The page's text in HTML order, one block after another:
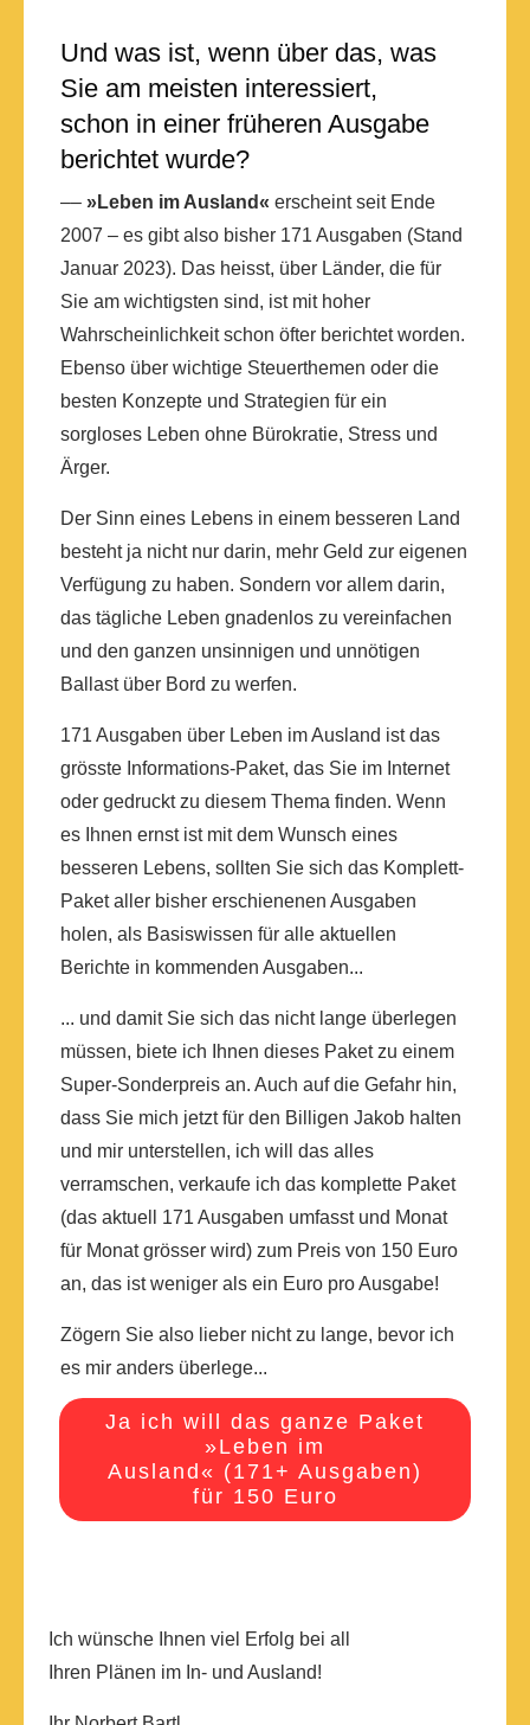
Und was ist, wenn über das, was
Sie am meisten interessiert,
schon in einer früheren Ausgabe
berichtet wurde?
–– »Leben im Ausland« erscheint seit Ende
2007 – es gibt also bisher 171 Ausgaben (Stand
Januar 2023). Das heisst, über Länder, die für
Sie am wichtigsten sind, ist mit hoher
Wahrscheinlichkeit schon öfter berichtet worden.
Ebenso über wichtige Steuerthemen oder die
besten Konzepte und Strategien für ein
sorgloses Leben ohne Bürokratie, Stress und
Ärger.
Der Sinn eines Lebens in einem besseren Land
besteht ja nicht nur darin, mehr Geld zur eigenen
Verfügung zu haben. Sondern vor allem darin,
das tägliche Leben gnadenlos zu vereinfachen
und den ganzen unsinnigen und unnötigen
Ballast über Bord zu werfen.
171 Ausgaben über Leben im Ausland ist das
grösste Informations-Paket, das Sie im Internet
oder gedruckt zu diesem Thema finden. Wenn
es Ihnen ernst ist mit dem Wunsch eines
besseren Lebens, sollten Sie sich das Komplett-
Paket aller bisher erschienenen Ausgaben
holen, als Basiswissen für alle aktuellen
Berichte in kommenden Ausgaben...
... und damit Sie sich das nicht lange überlegen
müssen, biete ich Ihnen dieses Paket zu einem
Super-Sonderpreis an. Auch auf die Gefahr hin,
dass Sie mich jetzt für den Billigen Jakob halten
und mir unterstellen, ich will das alles
verramschen, verkaufe ich das komplette Paket
(das aktuell 171 Ausgaben umfasst und Monat
für Monat grösser wird) zum Preis von 150 Euro
an, das ist weniger als ein Euro pro Ausgabe!
Zögern Sie also lieber nicht zu lange, bevor ich
es mir anders überlege...
Ja ich will das ganze Paket
»Leben im
Ausland« (171+ Ausgaben)
für 150 Euro
Ich wünsche Ihnen viel Erfolg bei all
Ihren Plänen im In- und Ausland!